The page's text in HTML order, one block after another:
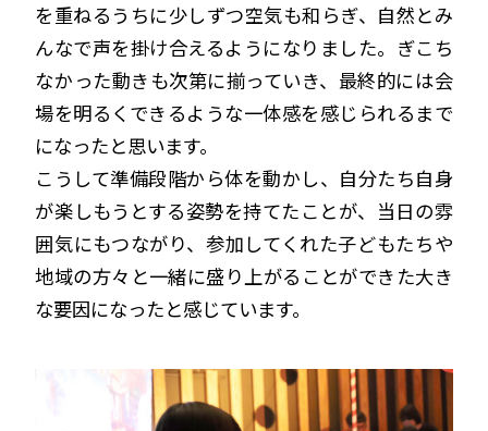
を重ねるうちに少しずつ空気も和らぎ、自然とみ
んなで声を掛け合えるようになりました。ぎこち
なかった動きも次第に揃っていき、最終的には会
場を明るくできるような一体感を感じられるまで
になったと思います。
こうして準備段階から体を動かし、自分たち自身
が楽しもうとする姿勢を持てたことが、当日の雰
囲気にもつながり、参加してくれた子どもたちや
地域の方々と一緒に盛り上がることができた大き
な要因になったと感じています。